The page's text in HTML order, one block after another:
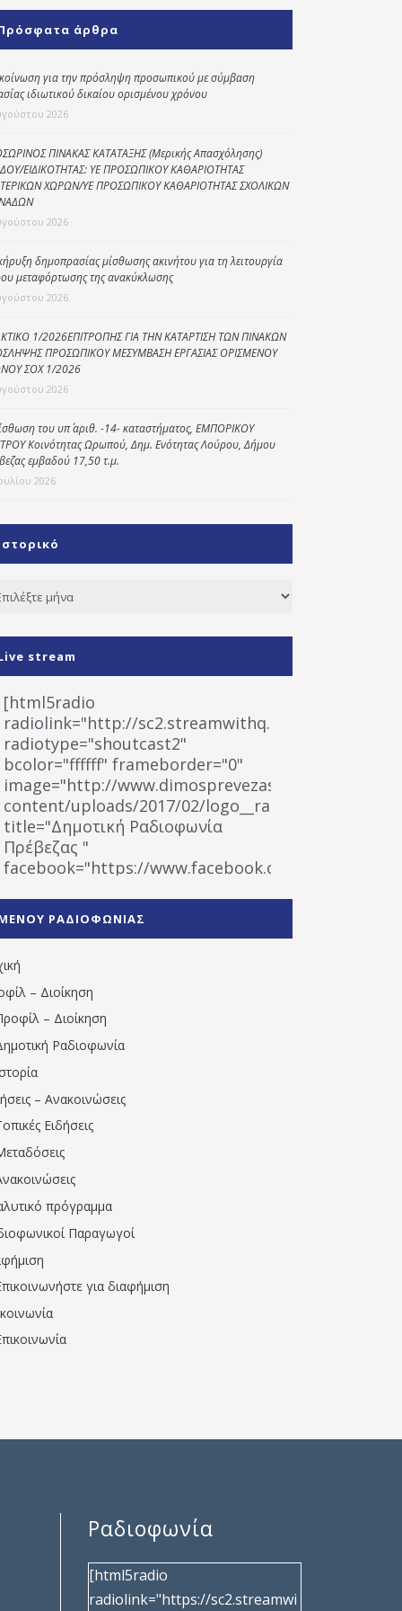
Κοινωνικό
παντοπωλείο
Kοινωνικό
φαρμακείο
Κέντρο Ημερήσιας
Φροντίδας
Ηλικιωμένων
(Κ.Η.Φ.Η.) Πρέβεζας
άρθρα
για την πρόσληψη προσωπικού με σύμβαση
ιδιωτικού δικαίου ορισμένου χρόνου
2026
ΠΙΝΑΚΑΣ ΚΑΤΑΤΑΞΗΣ (Μερικής Απασχόλησης)
ΕΙΔΙΚΟΤΗΤΑΣ: ΥΕ ΠΡΟΣΩΠΙΚΟΥ ΚΑΘΑΡΙΟΤΗΤΑΣ
ΧΩΡΩΝ/ΥΕ ΠΡΟΣΩΠΙΚΟΥ ΚΑΘΑΡΙΟΤΗΤΑΣ ΣΧΟΛΙΚΩΝ
2026
δημοπρασίας μίσθωσης ακινήτου για τη λειτουργία
μεταφόρτωσης της ανακύκλωσης
2026
1/2026ΕΠΙΤΡΟΠΗΣ ΓΙΑ ΤΗΝ ΚΑΤΑΡΤΙΣΗ ΤΩΝ ΠΙΝΑΚΩΝ
ΠΡΟΣΩΠΙΚΟΥ ΜΕΣΥΜΒΑΣΗ ΕΡΓΑΣΙΑΣ ΟΡΙΣΜΕΝΟΥ
ΣΟΧ 1/2026
2026
του υπ΄ αριθ. -14- καταστήματος, ΕΜΠΟΡΙΚΟΥ
Κοινότητας Ωρωπού, Δημ. Ενότητας Λούρου, Δήμου
εμβαδού 17,50 τ.μ.
2026
stream
[html5radio
radiolink="http://sc2.streamwithq.com:8028/
radiotype="shoutcast2"
bcolor="ffffff" frameborder="0"
image="http://www.dimosprevezas.gr/wp-
content/uploads/2017/02/logo__radiofonias.jpg"
title="Δημοτική Ραδιοφωνία
Πρέβεζας "
facebook="https://www.facebook.com/
1531194763766854/" artist="" ]
ΡΑΔΙΟΦΩΝΙΑΣ
– Διοίκηση
– Διοίκηση
Ραδιοφωνία
– Ανακοινώσεις
Ειδήσεις
πρόγραμμα
Παραγωγοί
για διαφήμιση
Ραδιοφωνία
[html5radio
radiolink="https://sc2.streamwi